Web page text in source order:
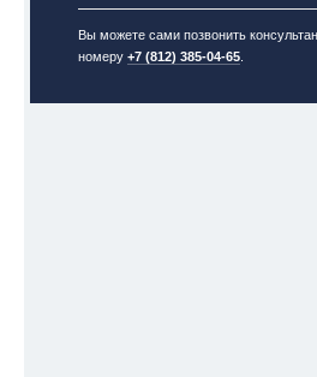
Вы можете сами позвонить
номеру+7 (812) 385-04-65